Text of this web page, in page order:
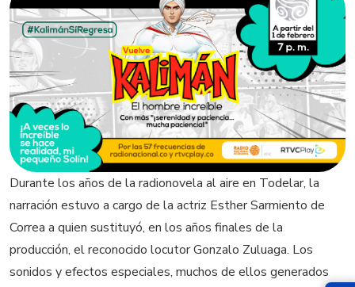
Durante los años de la radionovela al aire en Todelar, la
narración estuvo a cargo de la actriz Esther Sarmiento de
Correa a quien sustituyó, en los años finales de la
producción, el reconocido locutor Gonzalo Zuluaga. Los
sonidos y efectos especiales, muchos de ellos generados